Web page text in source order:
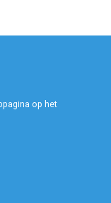
op het